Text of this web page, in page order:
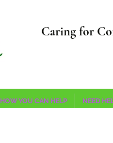
Caring for
HOW YOU CAN HELP NEED